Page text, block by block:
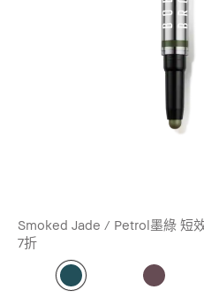
Smoked Jade / Petrol墨綠 短
7折